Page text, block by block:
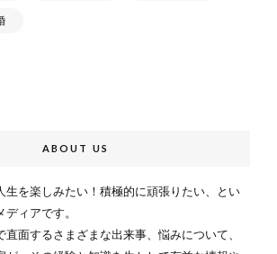
ABOUT US
生を楽しみたい！積極的に頑張りたい、とい
ィアです。
面するさまざまな出来事、悩みについて、